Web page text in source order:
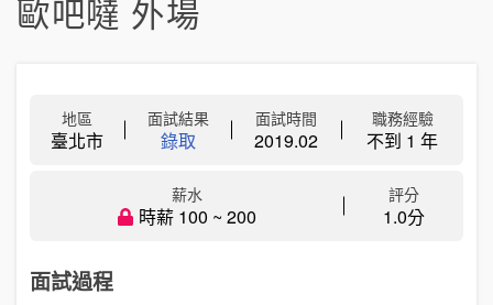
歐吧噠 外場
地區
臺北市
面試結果
錄取
面試時間
2019.02
職務經驗
不到 1 年
薪水
時薪 100 ~ 200
評分
1.0分
面試過程